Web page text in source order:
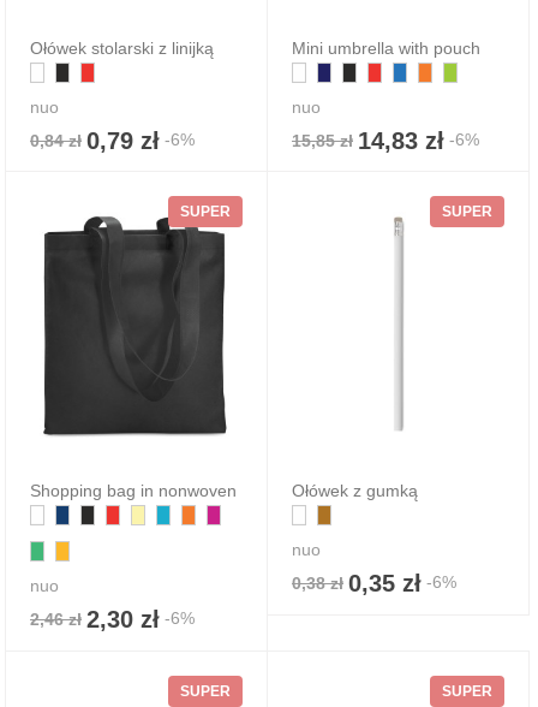
Ołówek stolarski z linijką
nuo
0,84 zł 0,79 zł -6%
Mini umbrella with pouch
nuo
15,85 zł 14,83 zł -6%
SUPER
Shopping bag in nonwoven
nuo
2,46 zł 2,30 zł -6%
SUPER
Ołówek z gumką
nuo
0,38 zł 0,35 zł -6%
SUPER SUPER